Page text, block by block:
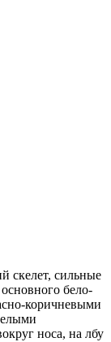
скелет, сильные
бело-
коричневыми
носа, на лбу